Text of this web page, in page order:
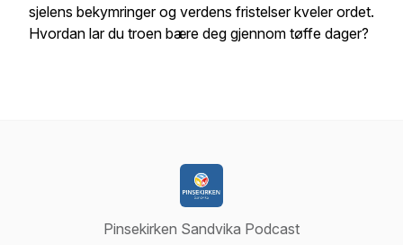
sjelens bekymringer og verdens fristelser kveler ordet.
Hvordan lar du troen bære deg gjennom tøffe dager?
Pinsekirken Sandvika Podcast